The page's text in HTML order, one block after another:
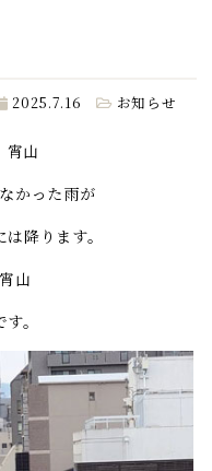
2025.7.16 お知らせ
山
かった雨が
降ります。
山
。